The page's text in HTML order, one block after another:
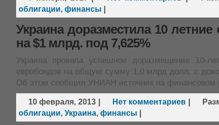
облигации, финансы
Украина доразместила 10
на $1 млрд. под 7,625%
Украина провела успешное доразмещение 10-
евробондов на общую сумму 1,0 млрд долл. с
Об этом сообщил УНИАН источник на финансовом
10 февраля, 2013 Нет комментариев
облигации, Украина, финансы